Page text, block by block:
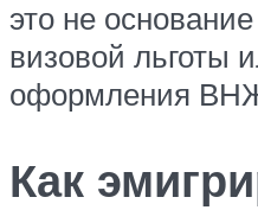
это не
визовой льготы
оформления
Как